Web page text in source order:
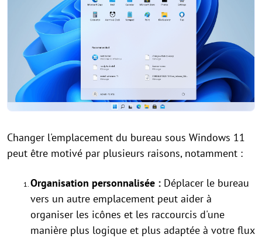
Changer l'emplacement du bureau sous Windows 11
peut être motivé par plusieurs raisons, notamment :
Organisation personnalisée : Déplacer le bureau
vers un autre emplacement peut aider à
organiser les icônes et les raccourcis d'une
manière plus logique et plus adaptée à votre flux